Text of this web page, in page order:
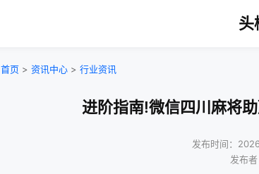
头
首页 > 资讯中心 > 行业资讯
进阶指南!微信四川麻将
发布时间：
发布